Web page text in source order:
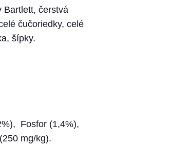
Bartlett, čerstvá
čučoriedky, celé
šípky.
Fosfor (1,4%),
mg/kg).